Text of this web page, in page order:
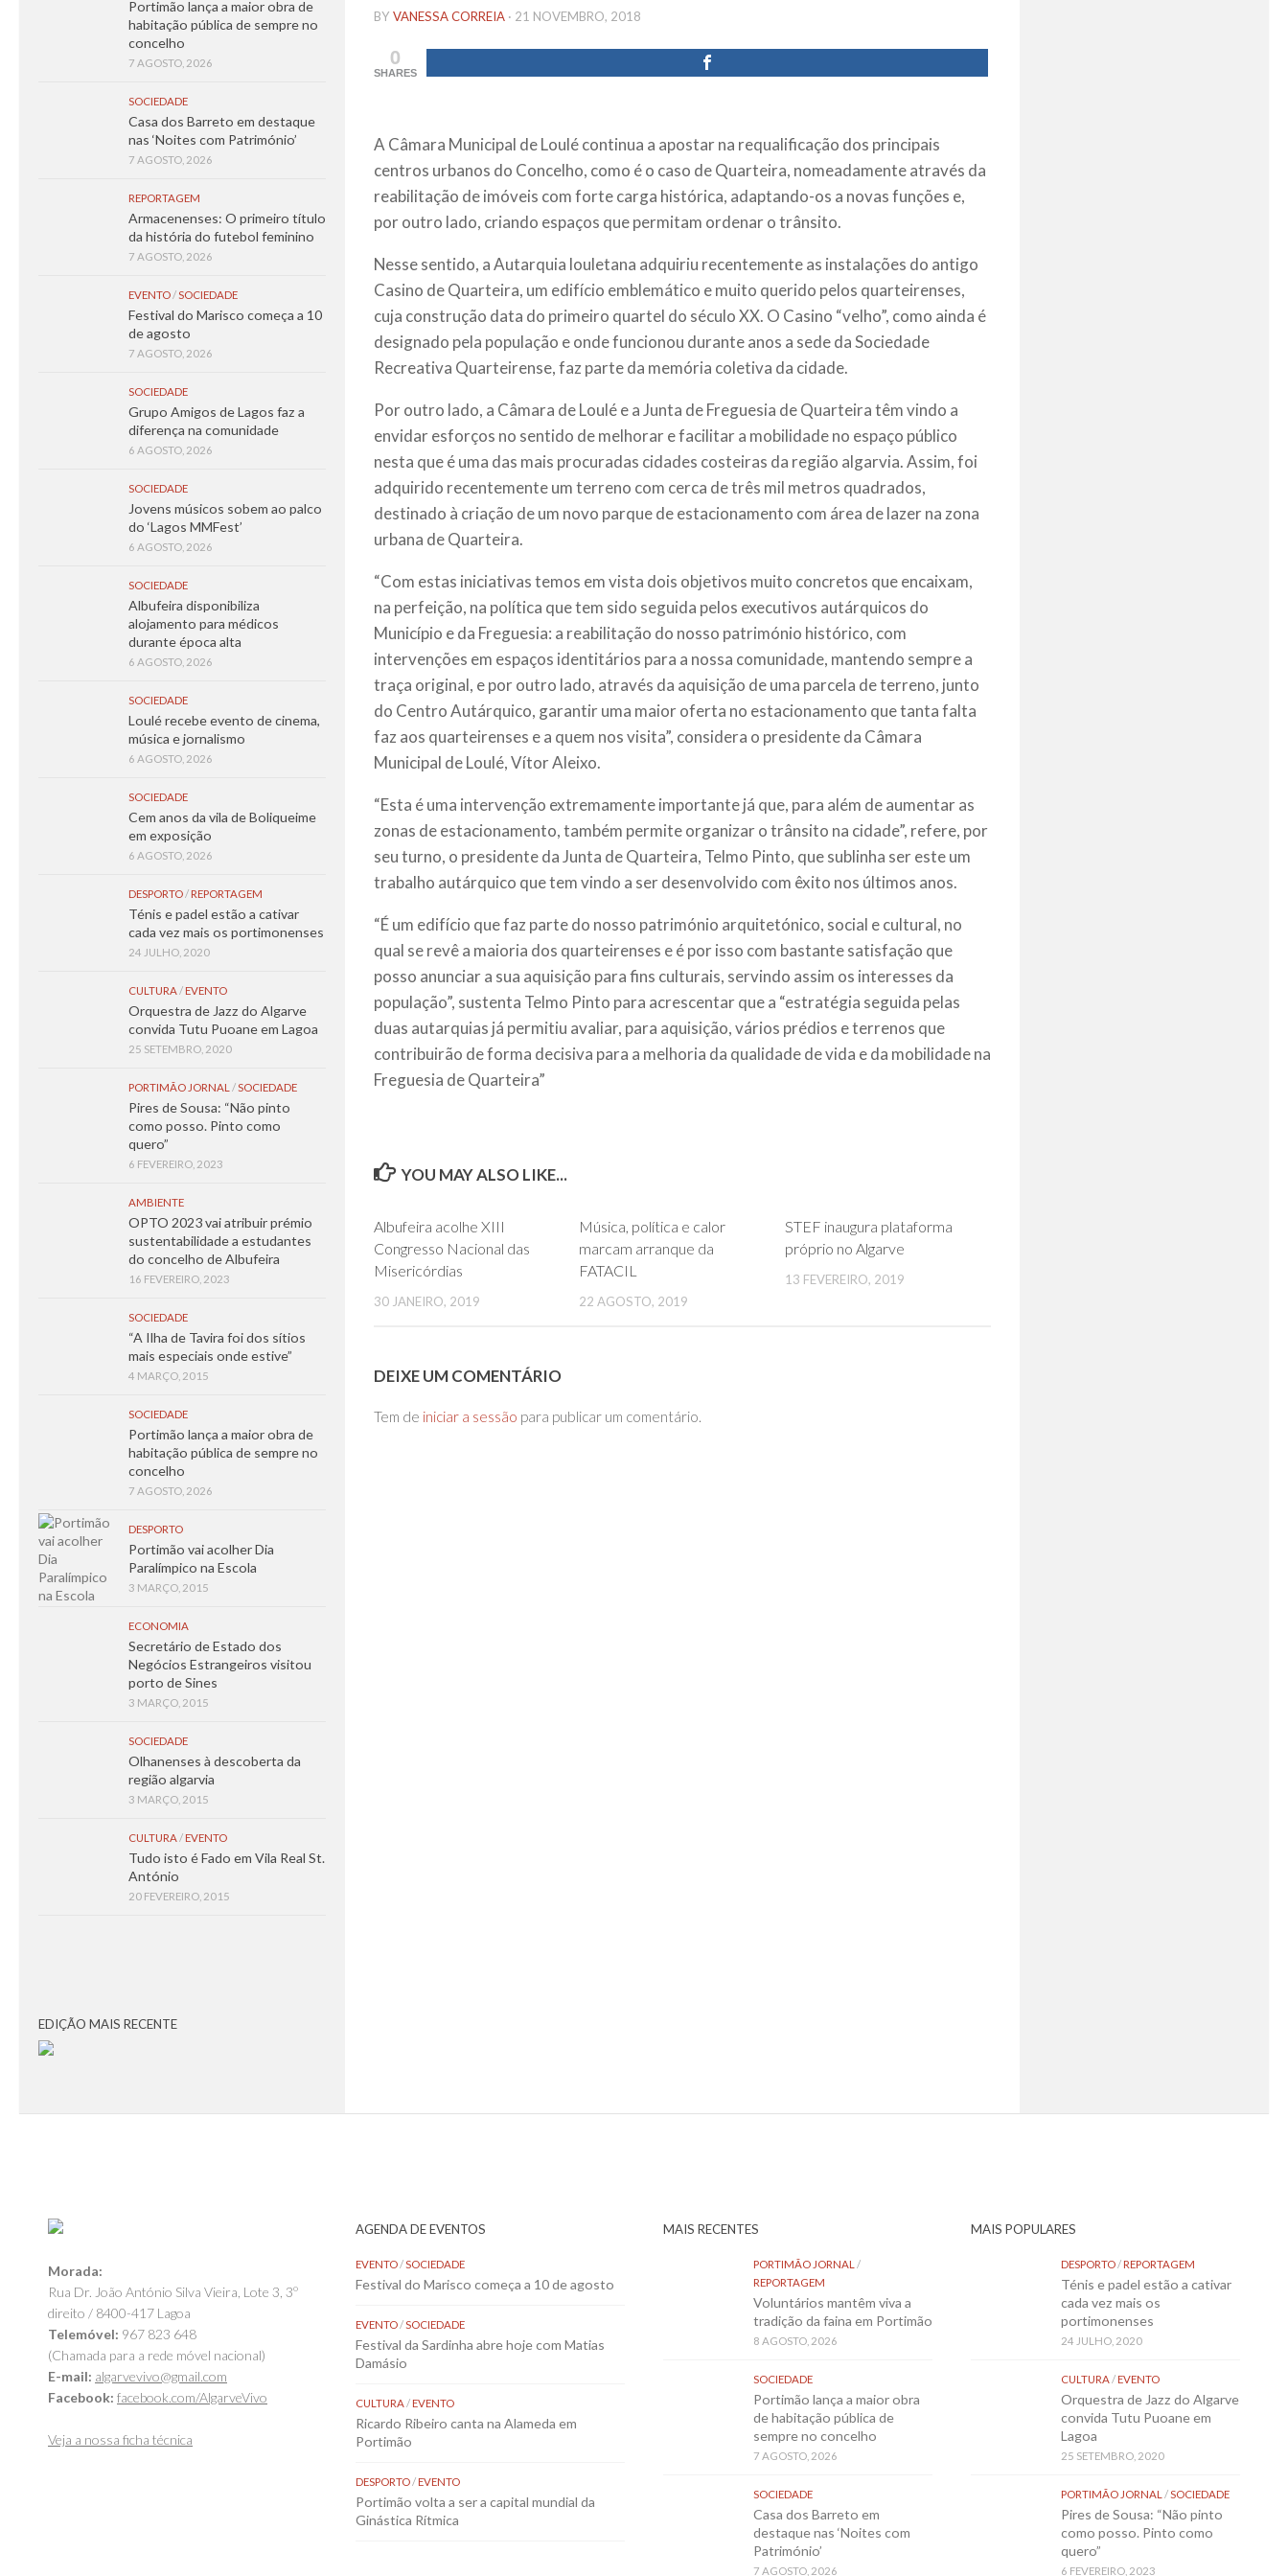
BY VANESSA CORREIA · 21 NOVEMBRO, 2018
0
SHARES
A Câmara Municipal de Loulé continua a apostar na requalificação dos principais
centros urbanos do Concelho, como é o caso de Quarteira, nomeadamente através da
reabilitação de imóveis com forte carga histórica, adaptando-os a novas funções e,
por outro lado, criando espaços que permitam ordenar o trânsito.
Nesse sentido, a Autarquia louletana adquiriu recentemente as instalações do antigo
Casino de Quarteira, um edifício emblemático e muito querido pelos quarteirenses,
cuja construção data do primeiro quartel do século XX. O Casino “velho”, como ainda é
designado pela população e onde funcionou durante anos a sede da Sociedade
Recreativa Quarteirense, faz parte da memória coletiva da cidade.
Por outro lado, a Câmara de Loulé e a Junta de Freguesia de Quarteira têm vindo a
envidar esforços no sentido de melhorar e facilitar a mobilidade no espaço público
nesta que é uma das mais procuradas cidades costeiras da região algarvia. Assim, foi
adquirido recentemente um terreno com cerca de três mil metros quadrados,
destinado à criação de um novo parque de estacionamento com área de lazer na zona
urbana de Quarteira.
“Com estas iniciativas temos em vista dois objetivos muito concretos que encaixam,
na perfeição, na política que tem sido seguida pelos executivos autárquicos do
Município e da Freguesia: a reabilitação do nosso património histórico, com
intervenções em espaços identitários para a nossa comunidade, mantendo sempre a
traça original, e por outro lado, através da aquisição de uma parcela de terreno, junto
do Centro Autárquico, garantir uma maior oferta no estacionamento que tanta falta
faz aos quarteirenses e a quem nos visita”, considera o presidente da Câmara
Municipal de Loulé, Vítor Aleixo.
“Esta é uma intervenção extremamente importante já que, para além de aumentar as
zonas de estacionamento, também permite organizar o trânsito na cidade”, refere, por
seu turno, o presidente da Junta de Quarteira, Telmo Pinto, que sublinha ser este um
trabalho autárquico que tem vindo a ser desenvolvido com êxito nos últimos anos.
“É um edifício que faz parte do nosso património arquitetónico, social e cultural, no
qual se revê a maioria dos quarteirenses e é por isso com bastante satisfação que
posso anunciar a sua aquisição para fins culturais, servindo assim os interesses da
população”, sustenta Telmo Pinto para acrescentar que a “estratégia seguida pelas
duas autarquias já permitiu avaliar, para aquisição, vários prédios e terrenos que
contribuirão de forma decisiva para a melhoria da qualidade de vida e da mobilidade na
Freguesia de Quarteira”
YOU MAY ALSO LIKE...
Albufeira acolhe XIII
Congresso Nacional das
Misericórdias
30 JANEIRO, 2019
Música, política e calor
marcam arranque da
FATACIL
22 AGOSTO, 2019
STEF inaugura plataforma
próprio no Algarve
13 FEVEREIRO, 2019
DEIXE UM COMENTÁRIO
Tem de iniciar a sessão para publicar um comentário.
Portimão lança a maior obra de
habitação pública de sempre no
concelho
7 AGOSTO, 2026
SOCIEDADE
Casa dos Barreto em destaque
nas ‘Noites com Património’
7 AGOSTO, 2026
REPORTAGEM
Armacenenses: O primeiro título
da história do futebol feminino
7 AGOSTO, 2026
EVENTO/SOCIEDADE
Festival do Marisco começa a 10
de agosto
7 AGOSTO, 2026
SOCIEDADE
Grupo Amigos de Lagos faz a
diferença na comunidade
6 AGOSTO, 2026
SOCIEDADE
Jovens músicos sobem ao palco
do ‘Lagos MMFest’
6 AGOSTO, 2026
SOCIEDADE
Albufeira disponibiliza
alojamento para médicos
durante época alta
6 AGOSTO, 2026
SOCIEDADE
Loulé recebe evento de cinema,
música e jornalismo
6 AGOSTO, 2026
SOCIEDADE
Cem anos da vila de Boliqueime
em exposição
6 AGOSTO, 2026
DESPORTO/ REPORTAGEM
Ténis e padel estão a cativar
cada vez mais os portimonenses
24 JULHO, 2020
CULTURA/ EVENTO
Orquestra de Jazz do Algarve
convida Tutu Puoane em Lagoa
25 SETEMBRO, 2020
PORTIMÃO JORNAL /SOCIEDADE
Pires de Sousa: “Não pinto
como posso. Pinto como
quero”
6 FEVEREIRO, 2023
AMBIENTE
OPTO 2023 vai atribuir prémio
sustentabilidade a estudantes
do concelho de Albufeira
16 FEVEREIRO, 2023
SOCIEDADE
“A Ilha de Tavira foi dos sítios
mais especiais onde estive”
4 MARÇO, 2015
SOCIEDADE
Portimão lança a maior obra de
habitação pública de sempre no
concelho
7 AGOSTO, 2026
DESPORTO
Portimão vai acolher Dia
Paralímpico na Escola
3 MARÇO, 2015
ECONOMIA
Secretário de Estado dos
Negócios Estrangeiros visitou
porto de Sines
3 MARÇO, 2015
SOCIEDADE
Olhanenses à descoberta da
região algarvia
3 MARÇO, 2015
CULTURA/ EVENTO
Tudo isto é Fado em Vila Real St.
António
20 FEVEREIRO, 2015
EDIÇÃO MAIS RECENTE
Morada:
Rua Dr. João António Silva Vieira, Lote 3, 3º
direito / 8400-417 Lagoa
Telemóvel: 967 823 648
(Chamada para a rede móvel nacional)
E-mail: algarvevivo@gmail.com
Facebook: facebook.com/AlgarveVivo
Veja a nossa ficha técnica
AGENDA DE EVENTOS
EVENTO/SOCIEDADE
Festival do Marisco começa a 10 de agosto
EVENTO/SOCIEDADE
Festival da Sardinha abre hoje com Matias
Damásio
CULTURA/EVENTO
Ricardo Ribeiro canta na Alameda em
Portimão
DESPORTO/EVENTO
Portimão volta a ser a capital mundial da
Ginástica Rítmica
MAIS RECENTES
PORTIMÃO JORNAL /
REPORTAGEM
Voluntários mantêm viva a
tradição da faina em Portimão
8 AGOSTO, 2026
SOCIEDADE
Portimão lança a maior obra
de habitação pública de
sempre no concelho
7 AGOSTO, 2026
SOCIEDADE
Casa dos Barreto em
destaque nas ‘Noites com
Património’
7 AGOSTO, 2026
MAIS POPULARES
DESPORTO/REPORTAGEM
Ténis e padel estão a cativar
cada vez mais os
portimonenses
24 JULHO, 2020
CULTURA/EVENTO
Orquestra de Jazz do Algarve
convida Tutu Puoane em
Lagoa
25 SETEMBRO, 2020
PORTIMÃO JORNAL /SOCIEDADE
Pires de Sousa: “Não pinto
como posso. Pinto como
quero”
6 FEVEREIRO, 2023